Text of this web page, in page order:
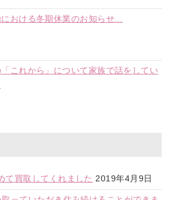
おける冬期休業のお知らせ...
これから」について家族で話をしてい
て買取してくれました 2019年4月9日